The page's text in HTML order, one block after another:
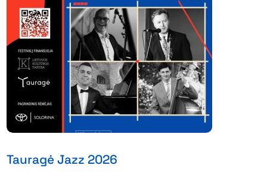
Tauragė Jazz 2026